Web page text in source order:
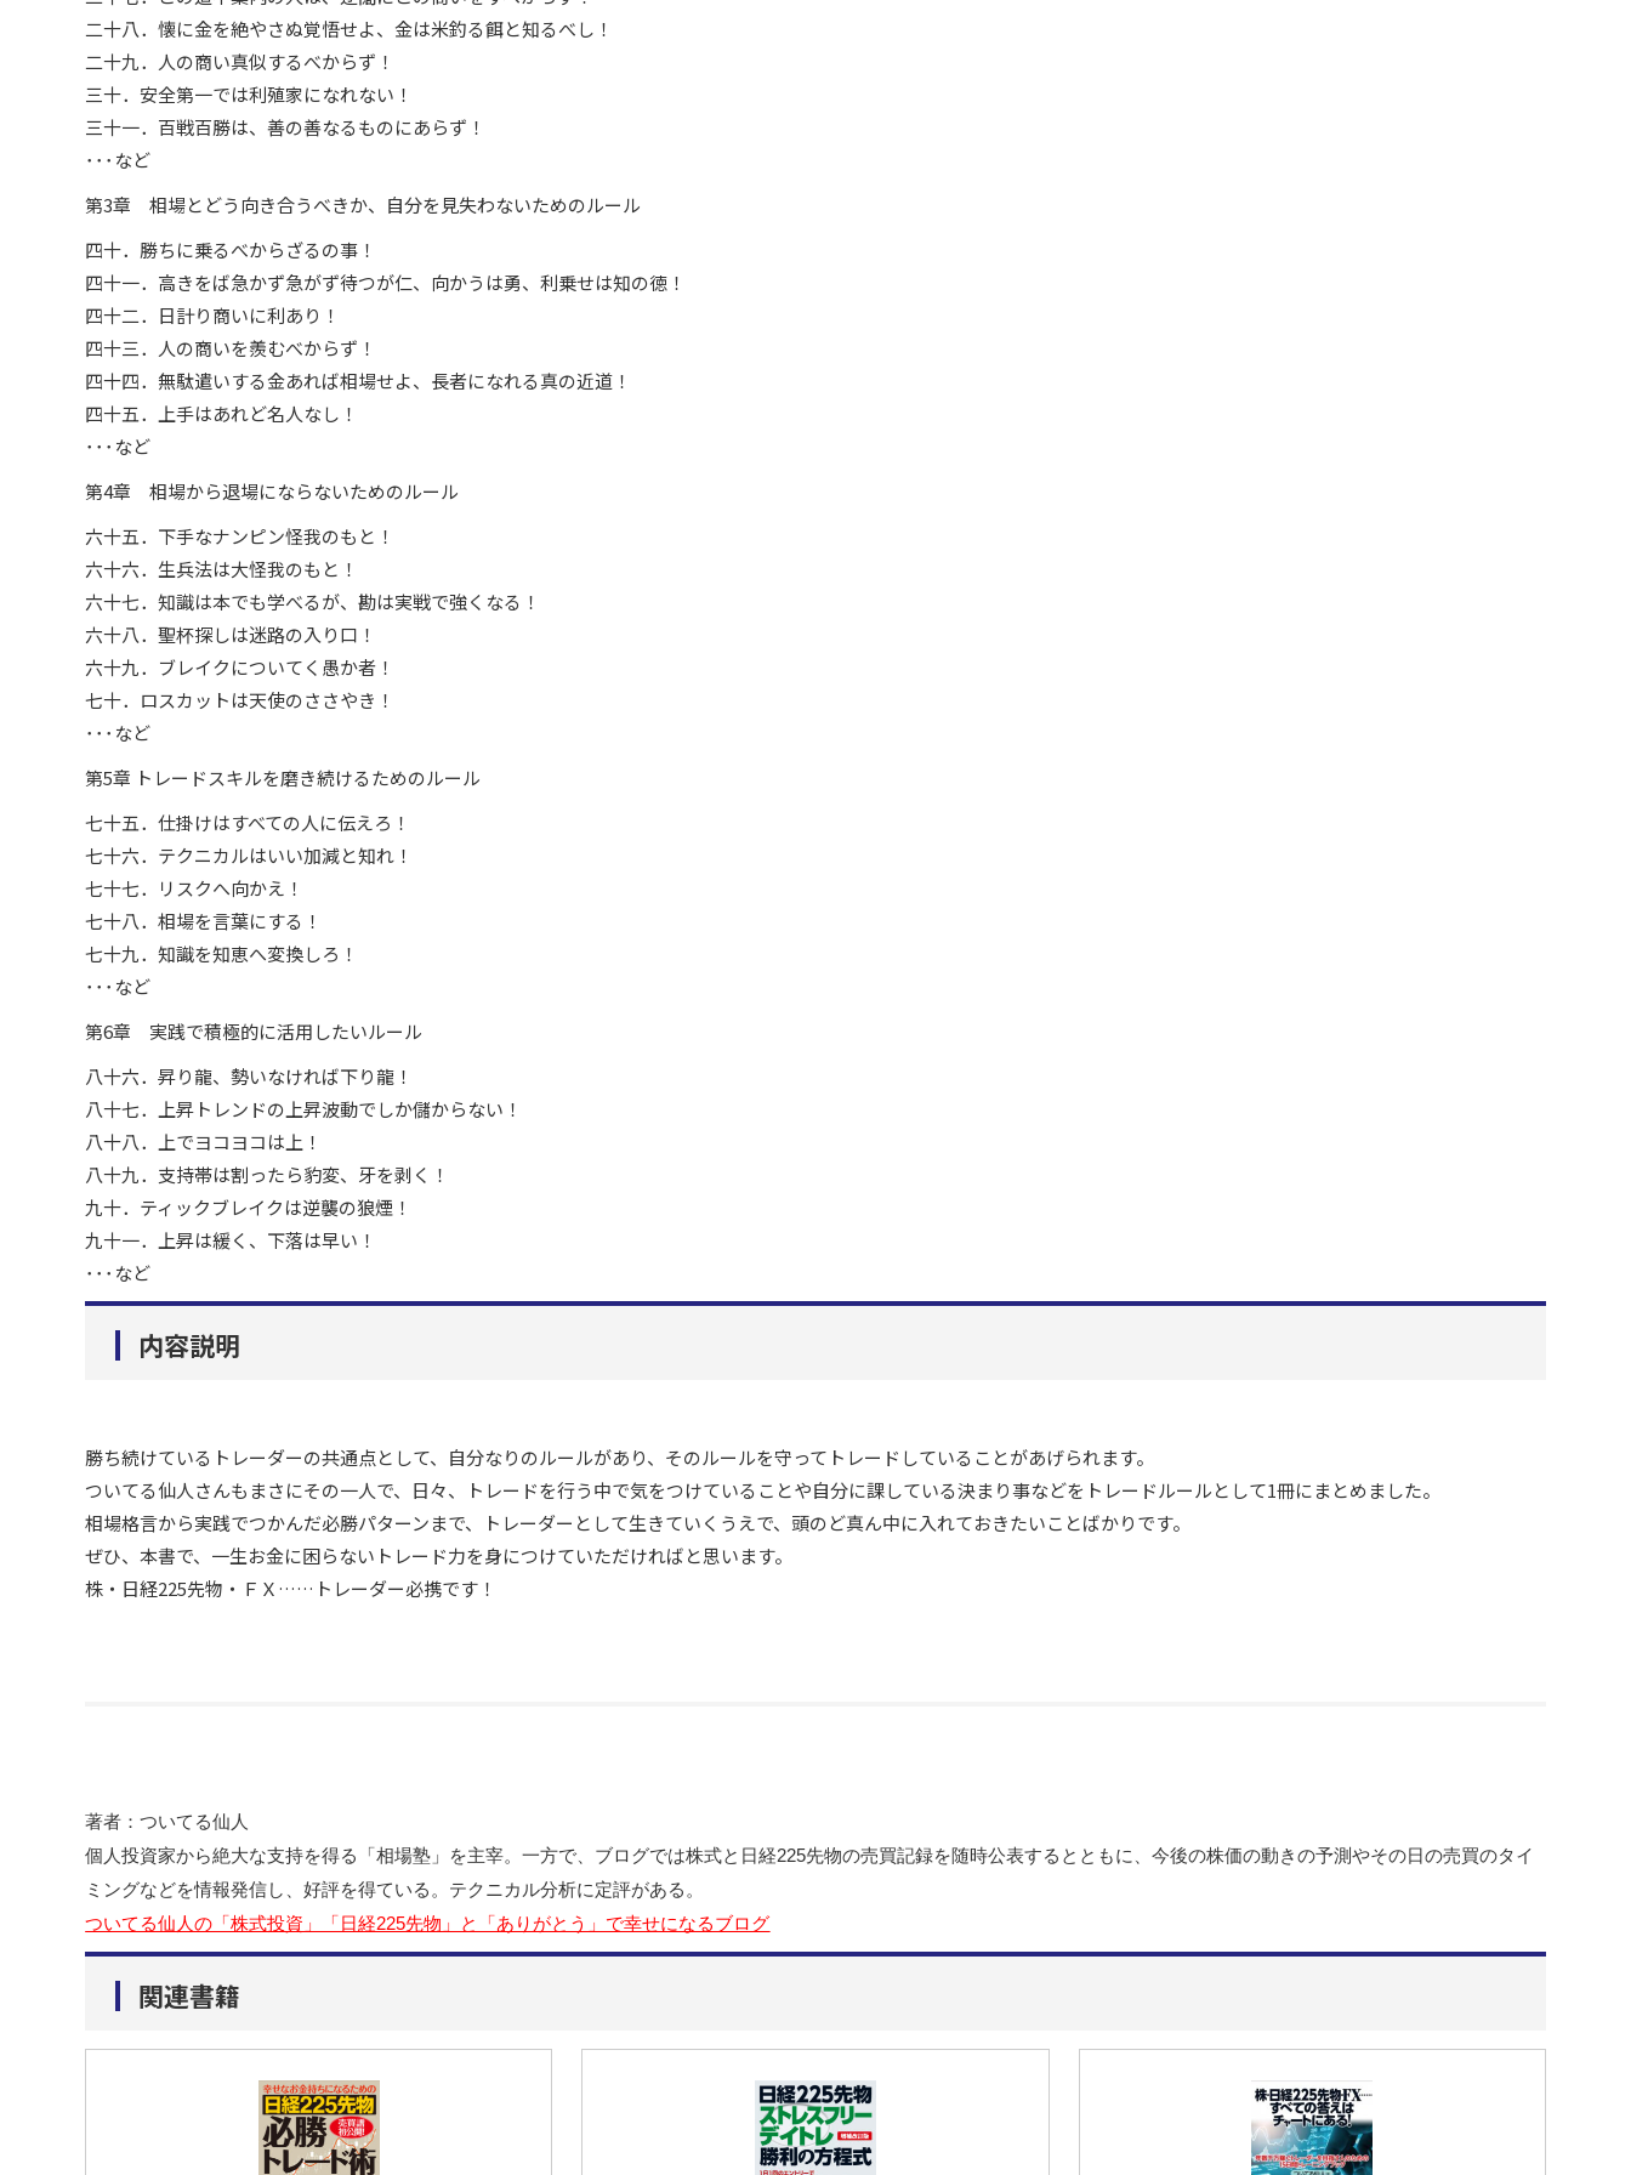
二十八．懐に金を絶やさぬ覚悟せよ、金は米釣る餌と知るべし！
二十九．人の商い真似するべからず！
三十．安全第一では利殖家になれない！
三十一．百戦百勝は、善の善なるものにあらず！
･･･など
第3章 相場とどう向き合うべきか、自分を見失わないためのルール
四十．勝ちに乗るべからざるの事！
四十一．高きをば急かず急がず待つが仁、向かうは勇、利乗せは知の徳！
四十二．日計り商いに利あり！
四十三．人の商いを羨むべからず！
四十四．無駄遣いする金あれば相場せよ、長者になれる真の近道！
四十五．上手はあれど名人なし！
･･･など
第4章 相場から退場にならないためのルール
六十五．下手なナンピン怪我のもと！
六十六．生兵法は大怪我のもと！
六十七．知識は本でも学べるが、勘は実戦で強くなる！
六十八．聖杯探しは迷路の入り口！
六十九．ブレイクについてく愚か者！
七十．ロスカットは天使のささやき！
･･･など
第5章 トレードスキルを磨き続けるためのルール
七十五．仕掛けはすべての人に伝えろ！
七十六．テクニカルはいい加減と知れ！
七十七．リスクへ向かえ！
七十八．相場を言葉にする！
七十九．知識を知恵へ変換しろ！
･･･など
第6章 実践で積極的に活用したいルール
八十六．昇り龍、勢いなければ下り龍！
八十七．上昇トレンドの上昇波動でしか儲からない！
八十八．上でヨコヨコは上！
八十九．支持帯は割ったら豹変、牙を剥く！
九十．ティックブレイクは逆襲の狼煙！
九十一．上昇は緩く、下落は早い！
･･･など
内容説明
勝ち続けているトレーダーの共通点として、自分なりのルールがあり、そのルールを守ってトレードしていることがあげられます。
ついてる仙人さんもまさにその一人で、日々、トレードを行う中で気をつけていることや自分に課している決まり事などをトレードルールとして1冊にまとめました。
相場格言から実践でつかんだ必勝パターンまで、トレーダーとして生きていくうえで、頭のど真ん中に入れておきたいことばかりです。
ぜひ、本書で、一生お金に困らないトレード力を身につけていただければと思います。
株・日経225先物・ＦＸ……トレーダー必携です！
著者：ついてる仙人
個人投資家から絶大な支持を得る「相場塾」を主宰。一方で、ブログでは株式と日経225先物の売買記録を随時公表するとともに、今後の株価の動きの予測やその日の売買のタイ
ミングなどを情報発信し、好評を得ている。テクニカル分析に定評がある。
ついてる仙人の「株式投資」「日経225先物」と「ありがとう」で幸せになるブログ
関連書籍